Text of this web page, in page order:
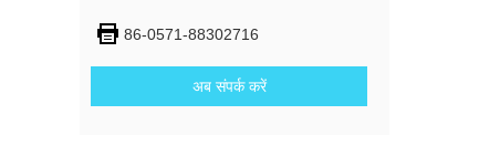
86-0571-88302716
अब संपर्क करें